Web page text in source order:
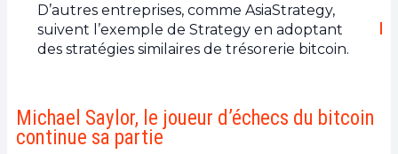
D’autres entreprises, comme AsiaStrategy,
suivent l’exemple de Strategy en adoptant
des stratégies similaires de trésorerie bitcoin.
Michael Saylor, le joueur d’échecs du bitcoin
continue sa partie